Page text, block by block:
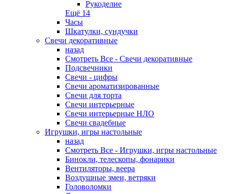
Рукоделие
Ещё 14
Часы
Шкатулки, сундучки
Свечи декоративные
назад
Смотреть Все - Свечи декоративные
Подсвечники
Свечи - цифры
Свечи ароматизированные
Свечи для торта
Свечи интерьерные
Свечи интерьерные НЛО
Свечи свадебные
Игрушки, игры настольные
назад
Смотреть Все - Игрушки, игры настольные
Бинокли, телескопы, фонарики
Вентиляторы, веера
Воздушные змеи, ветряки
Головоломки